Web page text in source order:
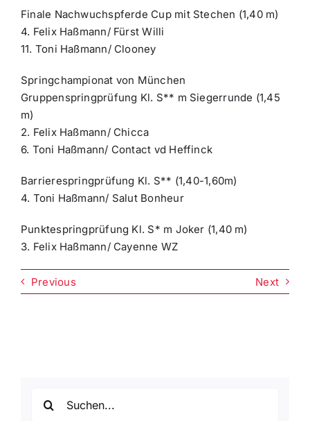
Finale Nachwuchspferde Cup mit Stechen (1,40 m)
4. Felix Haßmann/ Fürst Willi
11. Toni Haßmann/ Clooney
Springchampionat von München
Gruppenspringprüfung Kl. S** m Siegerrunde (1,45
m)
2. Felix Haßmann/ Chicca
6. Toni Haßmann/ Contact vd Heffinck
Barrierespringprüfung Kl. S** (1,40-1,60m)
4. Toni Haßmann/ Salut Bonheur
Punktespringprüfung Kl. S* m Joker (1,40 m)
3. Felix Haßmann/ Cayenne WZ
Previous Next
nach: